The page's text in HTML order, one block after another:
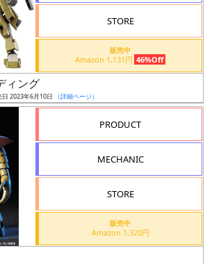
STORE
販売中
Amazon 1,131円 46%Off
ィング
2023年6月10日 （詳細ページ）
PRODUCT
MECHANIC
STORE
販売中
Amazon 1,320円